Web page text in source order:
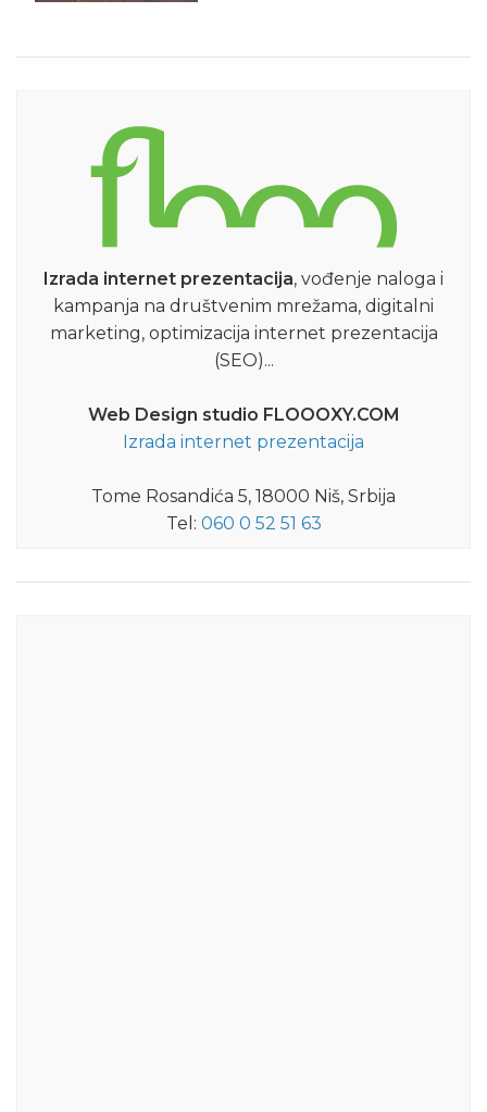
Izrada internet prezentacija, vođenje naloga i
kampanja na društvenim mrežama, digitalni
marketing, optimizacija internet prezentacija
(SEO)...
Web Design studio FLOOOXY.COM
Izrada internet prezentacija
Tome Rosandića 5, 18000 Niš, Srbija
Tel: 060 0 52 51 63